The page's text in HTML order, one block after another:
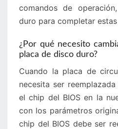
comandos de
duro para completar
¿Por qué necesito
placa de disco duro?
Cuando la placa de
necesita ser
el chip del BIOS en la
con los parámetros
chip del BIOS debe ser